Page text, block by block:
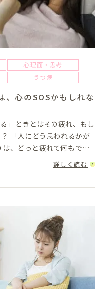
心理面・思考
うつ病
、心のSOSかもしれな
」ときとはその疲れ、もし
が
詳しく読む